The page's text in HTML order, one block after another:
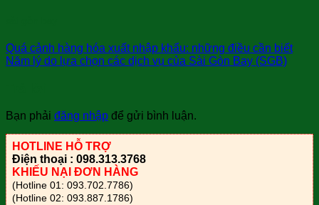
Quá cảnh hàng hóa xuất nhập khẩu: những điều cần biết
Năm lý do lựa chọn các dịch vụ của Sài Gòn Bay (SGB)
Bạn phải đăng nhập để gửi bình luận.
HOTLINE HỖ TRỢ
Điện thoại : 098.313.3768
KHIẾU NẠI ĐƠN HÀNG
(Hotline 01: 093.702.7786)
(Hotline 02: 093.887.1786)